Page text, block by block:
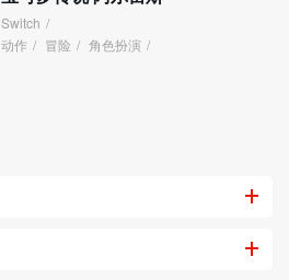
Switch /
动作 / 冒险 / 角色扮演 /